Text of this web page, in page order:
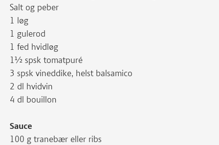
Salt og peber
1 løg
1 gulerod
1 fed hvidløg
1½ spsk tomatpuré
3 spsk vineddike, helst balsamico
2 dl hvidvin
4 dl bouillon
Sauce
100 g tranebær eller ribs